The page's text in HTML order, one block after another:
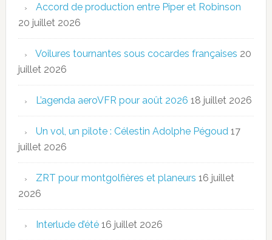
Accord de production entre Piper et Robinson
20 juillet 2026
Voilures tournantes sous cocardes françaises 20
juillet 2026
L’agenda aeroVFR pour août 2026 18 juillet 2026
Un vol, un pilote : Célestin Adolphe Pégoud 17
juillet 2026
ZRT pour montgolfières et planeurs 16 juillet
2026
Interlude d’été 16 juillet 2026